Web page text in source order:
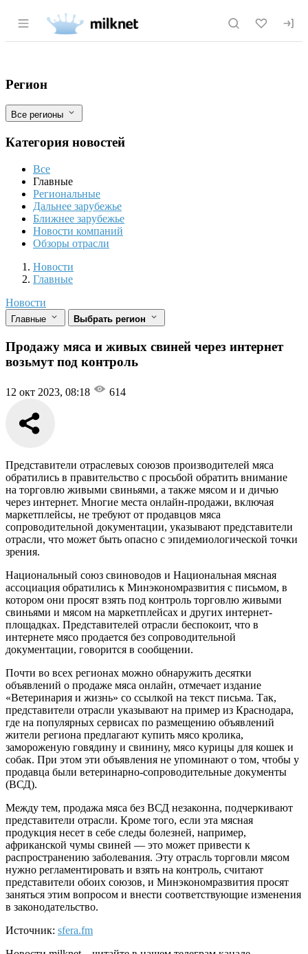
Раздел навигации по сайту milknet.ru
Продажу мяса и живых свиней через
Фильтры
Регион
Все регионы
Категория новостей
Все
Главные
Региональные
Дальнее зарубежье
Ближнее зарубежье
Новости компаний
Обзоры отрасли
Новости
Разделы
Новости
Главные
Новости
Главные Выбрать регион
Продажу мяса и живых свиней через интернет
возьмут под контроль
12 окт 2023, 08:18 614
Представители отраслевых союзов производителей мяса
обратились в правительство с просьбой обратить внимание
на торговлю живыми свиньями, а также мясом и и дичью
через интернет. Многие места онлайн-продажи, включая
маркетплейсы, не требуют от продавцов мяса
сопроводительной документации, указывают представители
отрасли, что может быть опасно с эпидемиологической точки
зрения.
Национальный союз свиноводов и Национальная мясная
ассоциация обратились к Минэкономразвития с письмом, в
котором они просят взять под контроль торговлю живыми
свиньями и мясом на маркетплейсах и других интернет-
площадках. Представителей отрасли беспокоит, что в
интернете мясо продается без сопроводительной
документации, говорится в сообщении.
Почти во всех регионах можно обнаружить десятки
объявлений о продаже мяса онлайн, отмечает издание
«Ветеринария и жизнь» со ссылкой на текст письма. Так,
представители отрасли указывают на пример из Краснодара,
где на популярных сервисах по размещению объявлений
жители региона предлагают купить мясо кролика,
замороженую говядину и свинину, мясо курицы для кошек и
собак. При этом эти объявления не упоминают о том, чтобы у
продавца были ветеринарно-сопроводительные документы
(ВСД).
Между тем, продажа мяса без ВСД незаконна, подчеркивают
представители отрасли. Кроме того, если эта мясная
продукция несет в себе следы болезней, например,
африканской чумы свиней — это может привести к
распространению заболевания. Эту отрасль торговли мясом
нужно регламентировать и взять на контроль, считают
представители обоих союзов, и Минэкономразвития просят
заняться этим вопросом и внести соответствующие изменения
в законодательство.
Источник: sfera.fm